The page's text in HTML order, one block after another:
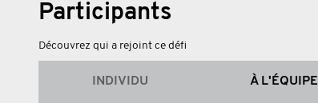
Participants
Découvrez qui a rejoint ce défi
INDIVIDU À L'ÉQUIPE